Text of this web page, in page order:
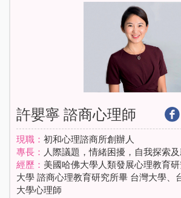
許嬰寧 諮商心理師
現職： 初和心理諮商所創辦人
專長： 人際議題，情緒困擾，自我探索及
經歷： 美國哈佛大學人類發展心理教育
大學 諮商心理教育研究所畢 台灣大學、
大學心理師